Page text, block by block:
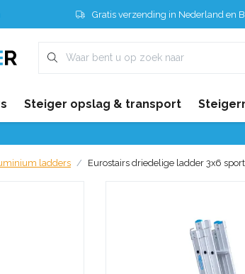
Gratis verzending in Nederland en
Steiger opslag & transport
ladders Eurostairs driedelige ladder 3x6